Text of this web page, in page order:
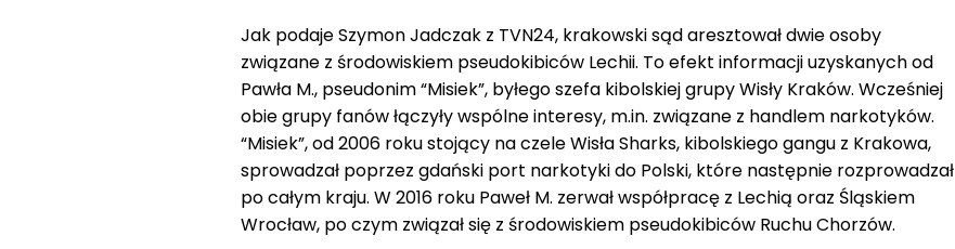
Jak podaje Szymon Jadczak z TVN24, krakowski sąd aresztował dwie osoby
związane z środowiskiem pseudokibiców Lechii. To efekt informacji uzyskanych od
Pawła M., pseudonim “Misiek”, byłego szefa kibolskiej grupy Wisły Kraków. Wcześniej
obie grupy fanów łączyły wspólne interesy, m.in. związane z handlem narkotyków.
“Misiek”, od 2006 roku stojący na czele Wisła Sharks, kibolskiego gangu z Krakowa,
sprowadzał poprzez gdański port narkotyki do Polski, które następnie rozprowadzał
po całym kraju. W 2016 roku Paweł M. zerwał współpracę z Lechią oraz Śląskiem
Wrocław, po czym związał się z środowiskiem pseudokibiców Ruchu Chorzów.